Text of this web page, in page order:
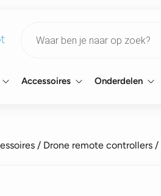
search
Accessoires Onderdelen
/ Drone remote controllers /